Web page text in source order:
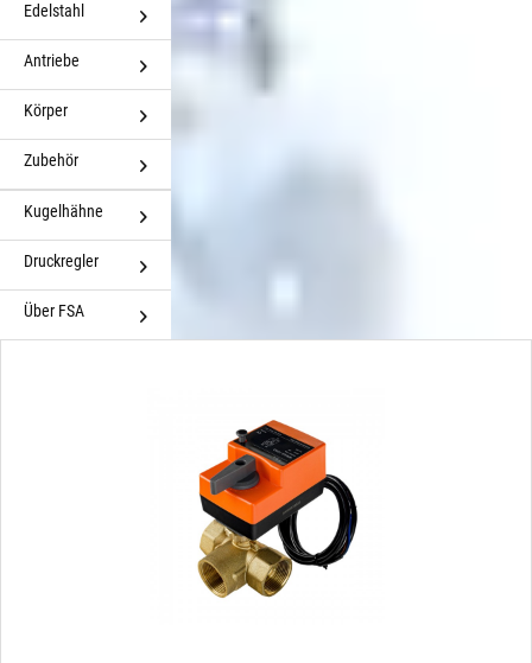
Edelstahl
Antriebe
Körper
Zubehör
Kugelhähne
Druckregler
Über FSA